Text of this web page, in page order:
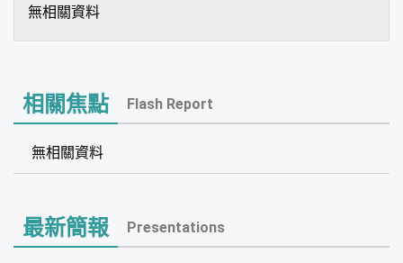
無相關資料
相關焦點 Flash Report
無相關資料
最新簡報 Presentations